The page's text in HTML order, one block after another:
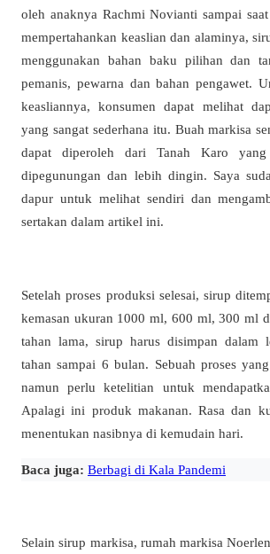
oleh anaknya Rachmi Novianti sampai
mempertahankan keaslian dan alaminya,
menggunakan bahan baku pilihan dan
pemanis, pewarna dan bahan pengawet.
keasliannya, konsumen dapat melihat
yang sangat sederhana itu. Buah markisa
dapat diperoleh dari Tanah Karo
dipegunungan dan lebih dingin. Saya
dapur untuk melihat sendiri dan
sertakan dalam artikel ini.
Setelah proses produksi selesai, sirup
kemasan ukuran 1000 ml, 600 ml, 300 ml
tahan lama, sirup harus disimpan dalam
tahan sampai 6 bulan. Sebuah proses
namun perlu ketelitian untuk
Apalagi ini produk makanan. Rasa dan
menentukan nasibnya di kemudain hari.
Baca juga: Berbagi di Kala Pandemi
Selain sirup markisa, rumah markisa